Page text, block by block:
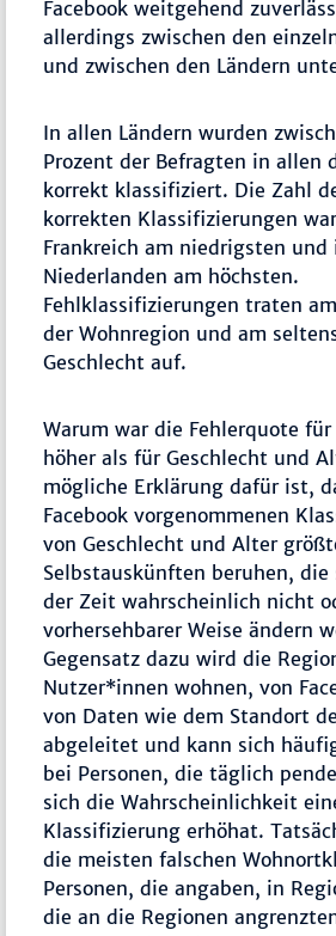
Facebook weitgehend
allerdings zwischen den
und zwischen den Ländern
In allen Ländern wurden
Prozent der Befragten in allen
korrekt klassifiziert. Die Zahl
korrekten Klassifizierungen
Frankreich am niedrigsten und
Niederlanden am höchsten.
Fehlklassifizierungen traten
der Wohnregion und am
Geschlecht auf.
Warum war die Fehlerquote
höher als für Geschlecht und
mögliche Erklärung dafür ist,
Facebook vorgenommenen
von Geschlecht und Alter
Selbstauskünften beruhen, die
der Zeit wahrscheinlich nicht
vorhersehbarer Weise ändern
Gegensatz dazu wird die
Nutzer*innen wohnen, von
von Daten wie dem Standort
abgeleitet und kann sich
bei Personen, die täglich
sich die Wahrscheinlichkeit
Klassifizierung erhöhat.
die meisten falschen
Personen, die angaben, in
die an die Regionen